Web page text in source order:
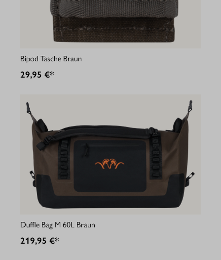
Bipod Tasche Braun
29,95 €*
Duffle Bag M 60L Braun
219,95 €*